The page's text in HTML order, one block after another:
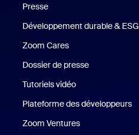
Presse
Développement durable & ESG
Zoom Cares
Dossier de presse
Tutoriels vidéo
Plateforme des développeurs
Zoom Ventures